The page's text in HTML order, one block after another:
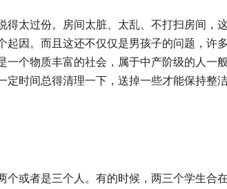
太过份。房间太脏、太乱、不打扫房间，
因。而且这还不仅仅是男孩子的问题，许
个物质丰富的社会，属于中产阶级的人一
时间总得清理一下，送掉一些才能保持整
或者是三个人。有的时候，两三个学生合